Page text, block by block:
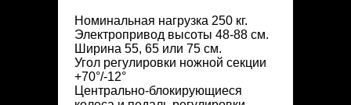
Номинальная нагрузка 250 кг.
Электропривод высоты 48-88 см.
Ширина 55, 65 или 75 см.
Угол регулировки ножной секции
+70°/-12°
Центрально-блокирующиеся